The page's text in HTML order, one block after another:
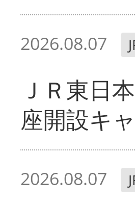
2026.08.07
ＪＲ東日
座開設キ
2026.08.07